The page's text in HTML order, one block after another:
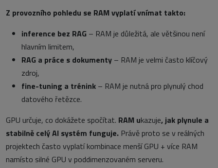
Z provozního pohledu se RAM vyplatí vnímat takto:
inference bez RAG – RAM je důležitá, ale většinou není
hlavním limitem,
RAG a práce s dokumenty – RAM je velmi často klíčový
zdroj,
fine-tuning a trénink – RAM je nutná pro plynulý chod
datového řetězce.
GPU určuje, co dokážete spočítat. RAM ukazuje, jak plynule a
stabilně celý AI systém funguje. Právě proto se v reálných
projektech často vyplatí kombinace menší GPU + více RAM
namísto silné GPU v poddimenzovaném serveru.